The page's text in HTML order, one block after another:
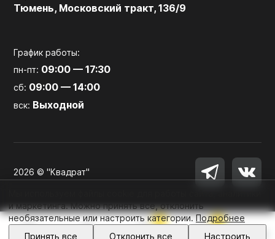
0 0
Войти
Тюмень, Московский тракт, 136/9
График работы:
пн-пт: 09:00 — 17:30
сб: 09:00 — 14:00
вск: Выходной
2026 © "Квадрат"
и маркетинга. Можно принять все, отклонить
необязательные или настроить категории.Подробнее
Принять все
Отклонить все Настроить